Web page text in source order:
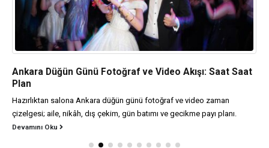
Ankara Düğün Günü Fotoğraf ve Video Akışı: Saat Saat
Plan
Hazırlıktan salona Ankara düğün günü fotoğraf ve video zaman
çizelgesi; aile, nikâh, dış çekim, gün batımı ve gecikme payı planı.
Devamını Oku